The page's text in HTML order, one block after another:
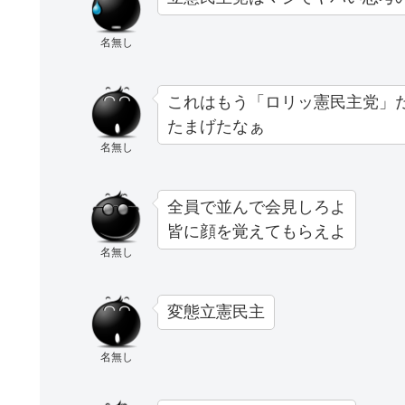
名無し
名無し
これはもう「ロリッ憲民主党」
たまげたなぁ
名無し
全員で並んで会見しろよ
皆に顔を覚えてもらえよ
名無し
変態立憲民主